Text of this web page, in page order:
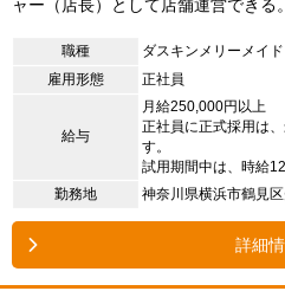
ャー（店長）として店舗運営できる。
職種
ダスキンメリーメイ
雇用形態
正社員
給与
月給250,000円以上
正社員に正式採用は
す。
試用期間中は、時給
勤務地
神奈川県横浜市鶴見
詳細